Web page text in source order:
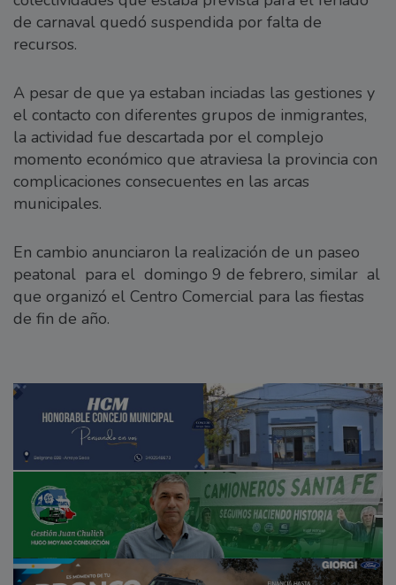
de carnaval quedó suspendida por falta de
recursos.
A pesar de que ya estaban inciadas las gestiones y
el contacto con diferentes grupos de inmigrantes,
la actividad fue descartada por el complejo
momento económico que atraviesa la provincia con
complicaciones consecuentes en las arcas
municipales.
En cambio anunciaron la realización de un paseo
peatonal para el domingo 9 de febrero, similar al
que organizó el Centro Comercial para las fiestas
de fin de año.